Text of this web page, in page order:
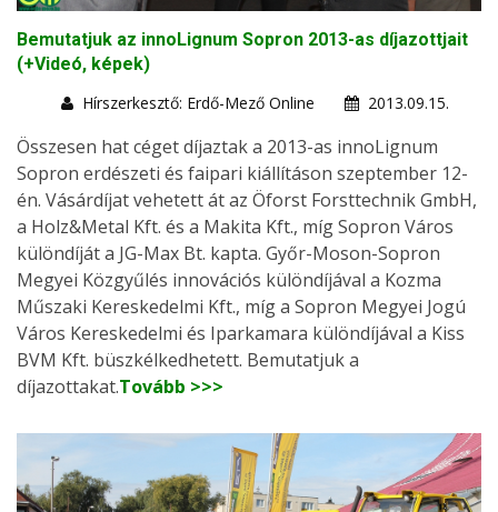
Bemutatjuk az innoLignum Sopron 2013-as díjazottjait
(+Videó, képek)
Hírszerkesztő: Erdő-Mező Online
2013.09.15.
Összesen hat céget díjaztak a 2013-as innoLignum
Sopron erdészeti és faipari kiállításon szeptember 12-
én. Vásárdíjat vehetett át az Öforst Forsttechnik GmbH,
a Holz&Metal Kft. és a Makita Kft., míg Sopron Város
különdíját a JG-Max Bt. kapta. Győr-Moson-Sopron
Megyei Közgyűlés innovációs különdíjával a Kozma
Műszaki Kereskedelmi Kft., míg a Sopron Megyei Jogú
Város Kereskedelmi és Iparkamara különdíjával a Kiss
BVM Kft. büszkélkedhetett. Bemutatjuk a
díjazottakat.Tovább >>>